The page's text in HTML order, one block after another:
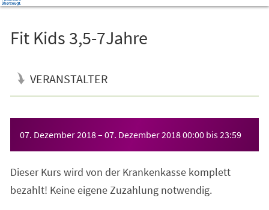
Fit Kids 3,5-7Jahre
VERANSTALTER
07. Dezember 2018– 07. Dezember 201800:00 bis23:59
Dieser Kurs wird von der Krankenkasse komplett
bezahlt! Keine eigene Zuzahlung notwendig.